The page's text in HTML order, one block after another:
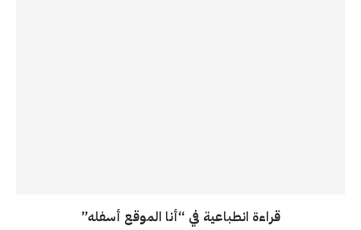
قراءة انطباعية في “أنا الموقع أسفله”